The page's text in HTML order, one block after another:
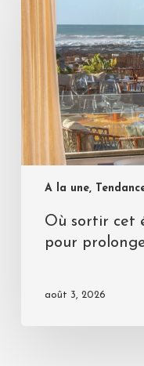
A la une,
Où sortir cet
pour
août 3, 2026